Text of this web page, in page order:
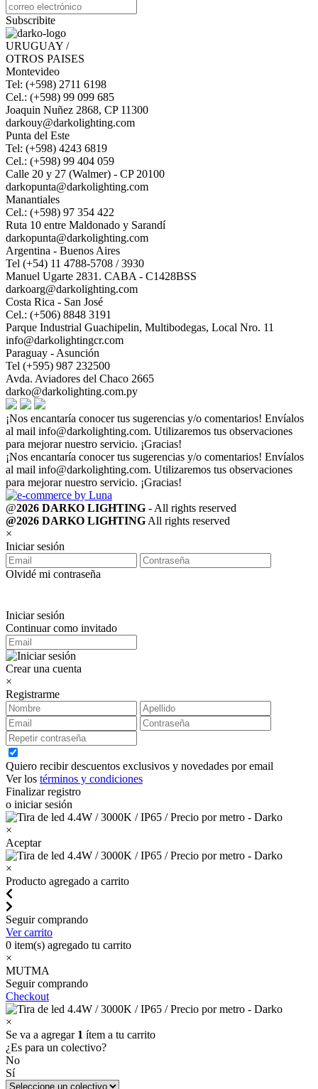
Subscribite
URUGUAY /
OTROS PAISES
Montevideo
Tel: (+598) 2711 6198
Cel.: (+598) 99 099 685
Joaquin Nuñez 2868, CP 11300
darkouy@darkolighting.com
Punta del Este
Tel: (+598) 4243 6819
Cel.: (+598) 99 404 059
Calle 20 y 27 (Walmer) - CP 20100
darkopunta@darkolighting.com
Manantiales
Cel.: (+598) 97 354 422
Ruta 10 entre Maldonado y Sarandí
darkopunta@darkolighting.com
Argentina - Buenos Aires
Tel (+54) 11 4788-5708 / 3930
Manuel Ugarte 2831. CABA - C1428BSS
darkoarg@darkolighting.com
Costa Rica - San José
Cel.: (+506) 8848 3191
Parque Industrial Guachipelin, Multibodegas, Local Nro. 11
info@darkolightingcr.com
Paraguay - Asunción
Tel (+595) 987 232500
Avda. Aviadores del Chaco 2665
darko@darkolighting.com.py
¡Nos encantaría conocer tus sugerencias y/o comentarios! Envíalos
al mail info@darkolighting.com. Utilizaremos tus observaciones
para mejorar nuestro servicio. ¡Gracias!
¡Nos encantaría conocer tus sugerencias y/o comentarios! Envíalos
al mail info@darkolighting.com. Utilizaremos tus observaciones
para mejorar nuestro servicio. ¡Gracias!
@2026 DARKO LIGHTING - All rights reserved
@2026 DARKO LIGHTINGAll rights reserved
×
Iniciar sesión
Olvidé mi contraseña
Iniciar sesión
Continuar como invitado
Crear una cuenta
×
Registrarme
Quiero recibir descuentos exclusivos y novedades por email
Ver los términos y condiciones
Finalizar registro
o iniciar sesión
×
Aceptar
×
Producto agregado a carrito
Seguir comprando
Ver carrito
0 item(s) agregado tu carrito
×
MUTMA
Seguir comprando
Checkout
×
Se va a agregar 1 ítem a tu carrito
¿Es para un colectivo?
No
Sí